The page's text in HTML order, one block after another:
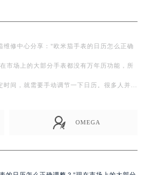
维修中心分享："欧米茄手表的日历怎么正确
市场上的大部分手表都没有万年历功能，所
时间，就需要手动调节一下日历。很多人并
OMEGA